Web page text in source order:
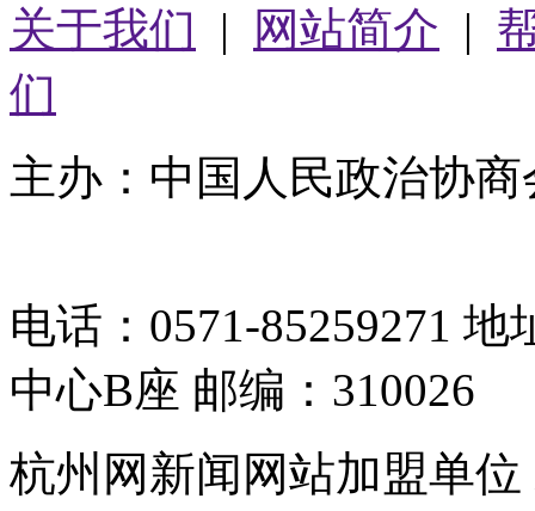
关于我们 | 网站简介 |
们
主办：中国人民政治协
电话：0571-85259271
中心B座 邮编：310026
杭州网新闻网站加盟单